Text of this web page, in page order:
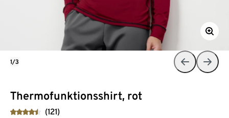
Thermofunktionsshirt, rot
(121)
1/3